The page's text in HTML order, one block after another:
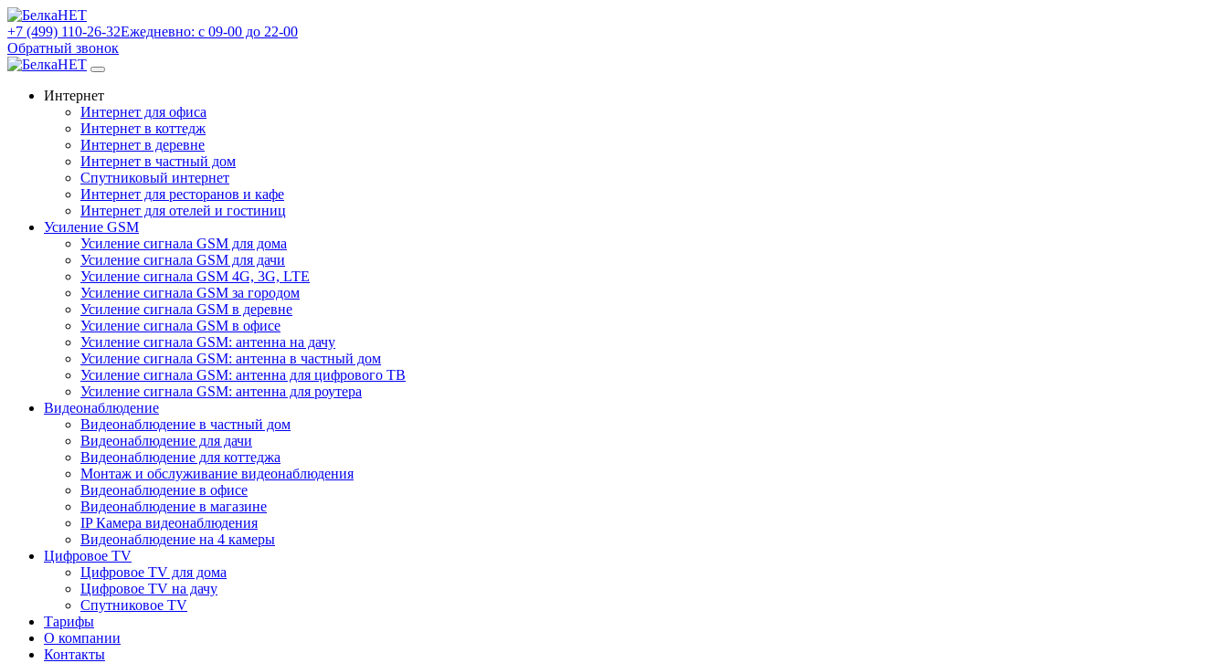
+7 (499) 110-26-32Ежедневно: с 09-00 до 22-00
Обратный звонок
Интернет
Интернет для офиса
Интернет в коттедж
Интернет в деревне
Интернет в частный дом
Спутниковый интернет
Интернет для ресторанов и кафе
Интернет для отелей и гостиниц
Усиление GSM
Усиление сигнала GSM для дома
Усиление сигнала GSM для дачи
Усиление сигнала GSM 4G, 3G, LTE
Усиление сигнала GSM за городом
Усиление сигнала GSM в деревне
Усиление сигнала GSM в офисе
Усиление сигнала GSM: антенна на дачу
Усиление сигнала GSM: антенна в частный дом
Усиление сигнала GSM: антенна для цифрового ТВ
Усиление сигнала GSM: антенна для роутера
Видеонаблюдение
Видеонаблюдение в частный дом
Видеонаблюдение для дачи
Видеонаблюдение для коттеджа
Монтаж и обслуживание видеонаблюдения
Видеонаблюдение в офисе
Видеонаблюдение в магазине
IP Камера видеонаблюдения
Видеонаблюдение на 4 камеры
Цифровое TV
Цифровое TV для дома
Цифровое TV на дачу
Спутниковое TV
Тарифы
О компании
Контакты